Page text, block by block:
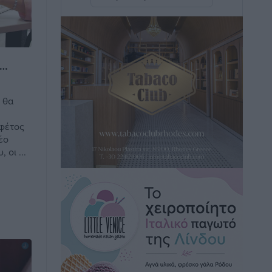
θα
οι ...
Rhodes Beyond Summer – Εκεί που το
καλοκαίρι είναι μόνο η αρχή
Τοπικές Ειδήσεις πριν 4 ώρες
Κικίλιας: Μειώθηκαν κατά 34% οι
μεταναστευτικές ροές στα θαλάσσια
• πριν 4 ώρες
Κως: Γερμανός τουρίστας κέρδισε
αποζημίωση 900 ευρώ επειδή δεν
βρήκε ξαπλώστρες στις οικογενειακές
διακοπές του
Τοπικές Ειδήσεις πριν 4 ώρες
Ο γεωεντοπισμός μέσω 112 «έσωσε»